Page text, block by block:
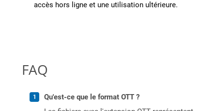
accès hors ligne et une utilisation ultérieure.
FAQ
Qu'est-ce que le format OTT ?